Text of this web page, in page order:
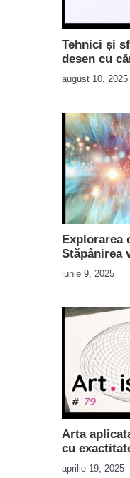
Tehnici și
desen cu
august 10, 2025
Explorarea
Stăpânirea
iunie 9, 2025
Arta
cu
aprilie 19, 2025